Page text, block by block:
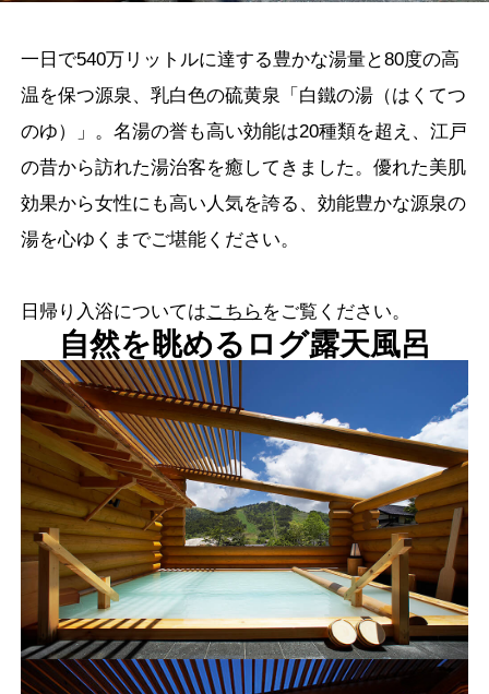
一日で540万リットルに達する豊かな湯量と80度の高
温を保つ源泉、乳白色の硫黄泉「白鐵の湯（はくてつ
のゆ）」。名湯の誉も高い効能は20種類を超え、江戸
の昔から訪れた湯治客を癒してきました。優れた美肌
効果から女性にも高い人気を誇る、効能豊かな源泉の
湯を心ゆくまでご堪能ください。
日帰り入浴についてはこちら をご覧ください。
自然を眺めるログ露天風呂